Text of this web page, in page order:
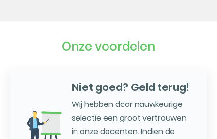
Onze voordelen
Niet goed? Geld terug!
Wij hebben door nauwkeurige
selectie een groot vertrouwen
in onze docenten. Indien de